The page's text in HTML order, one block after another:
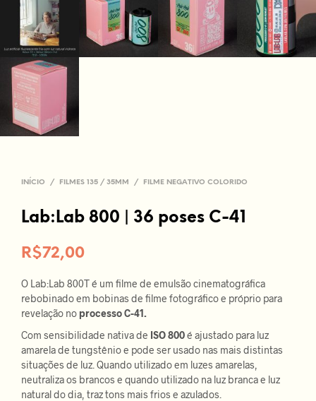
INÍCIO / FILMES 135 / 35MM / FILME NEGATIVO COLORIDO
Lab:Lab 800 | 36 poses C-41
R$72,00
O Lab:Lab 800T é um filme de emulsão cinematográfica
rebobinado em bobinas de filme fotográfico e próprio para
revelação no processo C-41.
Com sensibilidade nativa de ISO 800é ajustado para luz
amarela de tungstênio e pode ser usado nas mais distintas
situações de luz. Quando utilizado em luzes amarelas,
neutraliza os brancos e quando utilizado na luz branca e luz
natural do dia, traz tons mais frios e azulados.